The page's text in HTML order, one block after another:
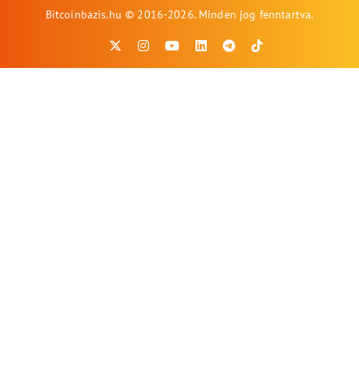
Bitcoinbazis.hu © 2016-2026. Minden jog fenntartva.